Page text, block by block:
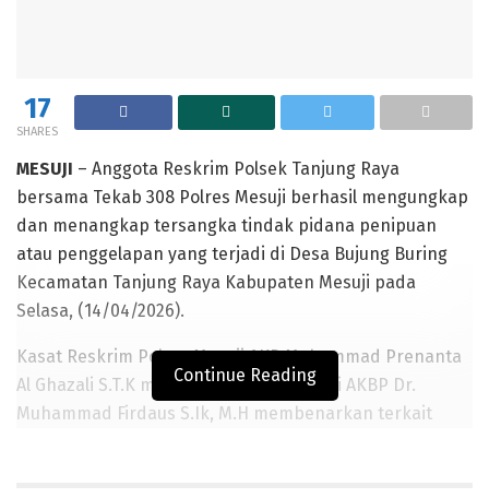
17
SHARES
MESUJI – Anggota Reskrim Polsek Tanjung Raya
bersama Tekab 308 Polres Mesuji berhasil mengungkap
dan menangkap tersangka tindak pidana penipuan
atau penggelapan yang terjadi di Desa Bujung Buring
Kecamatan Tanjung Raya Kabupaten Mesuji pada
Selasa, (14/04/2026).
Kasat Reskrim Polres Mesuji AKP Muhammad Prenanta
Al Ghazali S.T.K mewakili Kapolres Mesuji AKBP Dr.
Muhammad Firdaus S.Ik, M.H membenarkan terkait
Continue Reading